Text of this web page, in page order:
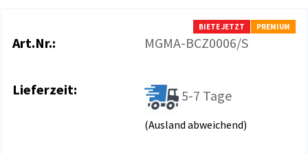
BIETE JETZT PREMIUM
Art.Nr.: MGMA-BCZ0006/S
Lieferzeit: 5-7 Tage
(Ausland abweichend)